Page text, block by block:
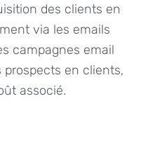
des clients en
via les emails
campagnes email
en clients,
associé.